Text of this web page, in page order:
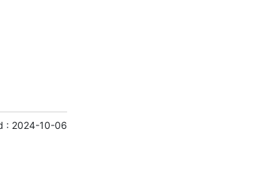
: 2024-10-06